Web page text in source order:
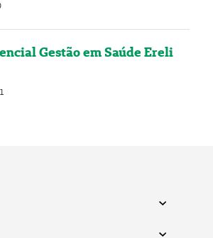
Gestão em Saúde Ereli